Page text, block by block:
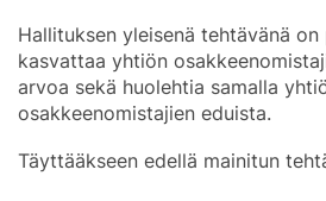
Hallituksen yleisenä tehtävänä
kasvattaa yhtiön
arvoa sekä huolehtia samalla
osakkeenomistajien eduista.
Täyttääkseen edellä mainitun